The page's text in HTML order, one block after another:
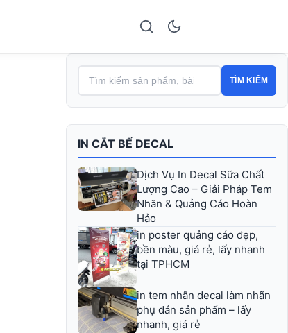
TÌM KIẾM
IN CẮT BẾ DECAL
Dịch Vụ In Decal Sữa Chất
Lượng Cao – Giải Pháp Tem
Nhãn & Quảng Cáo Hoàn
Hảo
in poster quảng cáo đẹp,
bền màu, giá rẻ, lấy nhanh
tại TPHCM
in tem nhãn decal làm nhãn
phụ dán sản phẩm – lấy
nhanh, giá rẻ